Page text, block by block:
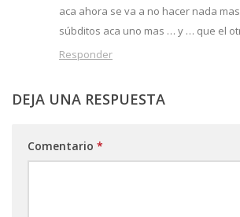
aca ahora se va a no hacer nada
súbditos aca uno mas … y … que el
Responder
DEJA UNA RESPUESTA
Comentario *